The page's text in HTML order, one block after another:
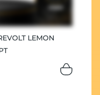
LEMON